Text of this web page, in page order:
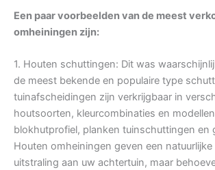
Een paar voorbeelden van de meest
omheiningen zijn:
1. Houten schuttingen: Dit was
de meest bekende en populaire type
tuinafscheidingen zijn verkrijgbaar in
houtsoorten, kleurcombinaties en
blokhutprofiel, planken tuinschuttingen en
Houten omheiningen geven een
uitstraling aan uw achtertuin, maar